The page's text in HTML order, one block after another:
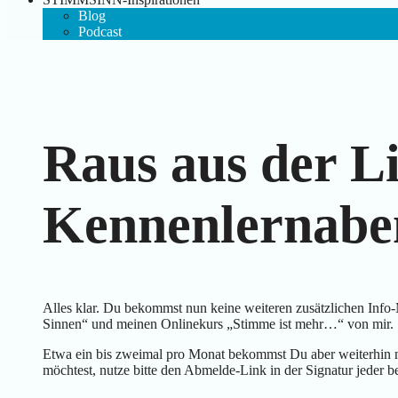
Blog
Podcast
Raus aus der
Alles klar. Du bekommst nun keine weiteren zusätzlichen
Sinnen“ und meinen Onlinekurs „Stimme ist mehr…“ von mir.
Etwa ein bis zweimal pro Monat bekommst Du aber weiterhin
möchtest, nutze bitte den Abmelde-Link in der Signatur jeder